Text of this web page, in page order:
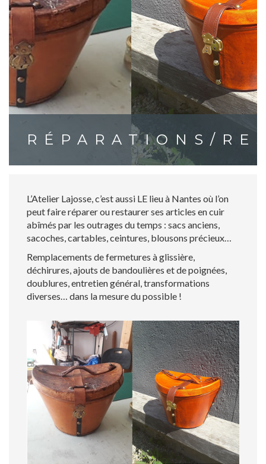
RÉPARATIONS/
L’Atelier Lajosse, c’est aussi LE lieu à Nantes où l’on
peut faire réparer ou restaurer ses articles en cuir
abîmés par les outrages du temps : sacs anciens,
sacoches, cartables, ceintures, blousons précieux…
Remplacements de fermetures à glissière,
déchirures, ajouts de bandoulières et de poignées,
doublures, entretien général, transformations
diverses… dans la mesure du possible !